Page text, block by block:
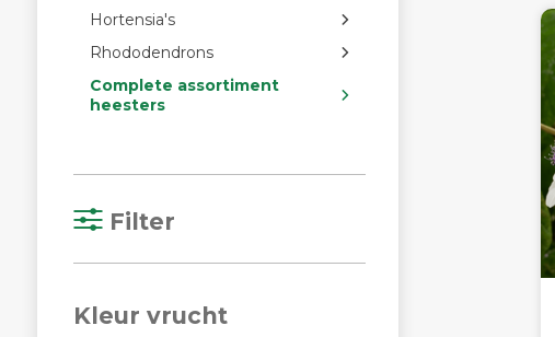
Hortensia's
Rhododendrons
Complete assortiment
heesters
Filter
Kleur vrucht